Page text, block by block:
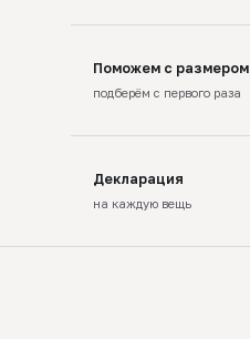
Поможем с размером
подберём с первого раза
Декларация
на каждую вещь